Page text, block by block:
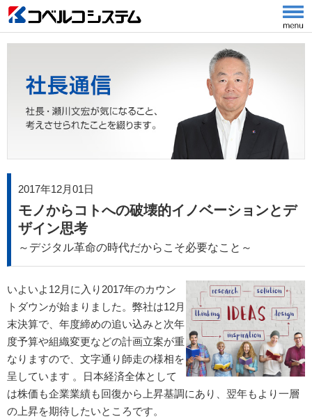
2017年12月01日
モノからコトへの破壊的イノベーションとデ
ザイン思考
～デジタル革命の時代だからこそ必要なこと～
いよいよ12月に入り2017年のカウン
トダウンが始まりました。弊社は12月
末決算で、年度締めの追い込みと次年
度予算や組織変更などの計画立案が重
なりますので、文字通り師走の様相を
呈しています 。日本経済全体として
は株価も企業業績も回復から上昇基調にあり、翌年もより一層
の上昇を期待したいところです。